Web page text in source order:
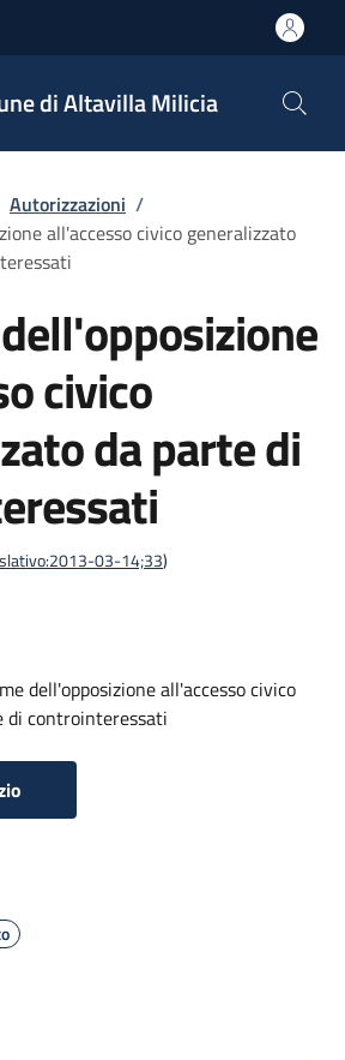
di Altavilla Milicia
Autorizzazioni /
all'accesso civico generalizzato
civico
da parte di
03-14;33)
dell'opposizione all'accesso civico
di controinteressati